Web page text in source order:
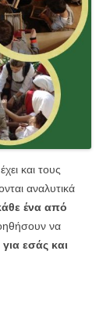
και τους
αναλυτικά
ένα από
να
εσάς και